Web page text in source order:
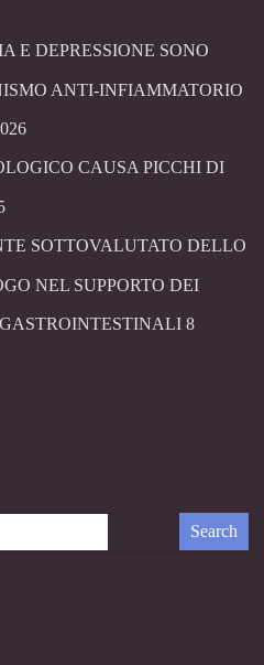
E DEPRESSIONE SONO
ANTI-INFIAMMATORIO
CAUSA PICCHI DI
SOTTOVALUTATO DELLO
NEL SUPPORTO DEI
8